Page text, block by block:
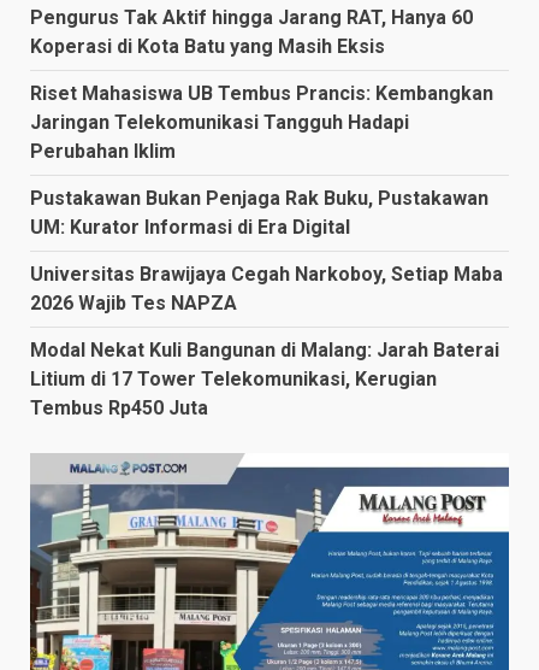
Pengurus Tak Aktif hingga Jarang RAT, Hanya 60
Koperasi di Kota Batu yang Masih Eksis
Riset Mahasiswa UB Tembus Prancis: Kembangkan
Jaringan Telekomunikasi Tangguh Hadapi
Perubahan Iklim
Pustakawan Bukan Penjaga Rak Buku, Pustakawan
UM: Kurator Informasi di Era Digital
Universitas Brawijaya Cegah Narkoboy, Setiap Maba
2026 Wajib Tes NAPZA
Modal Nekat Kuli Bangunan di Malang: Jarah Baterai
Litium di 17 Tower Telekomunikasi, Kerugian
Tembus Rp450 Juta